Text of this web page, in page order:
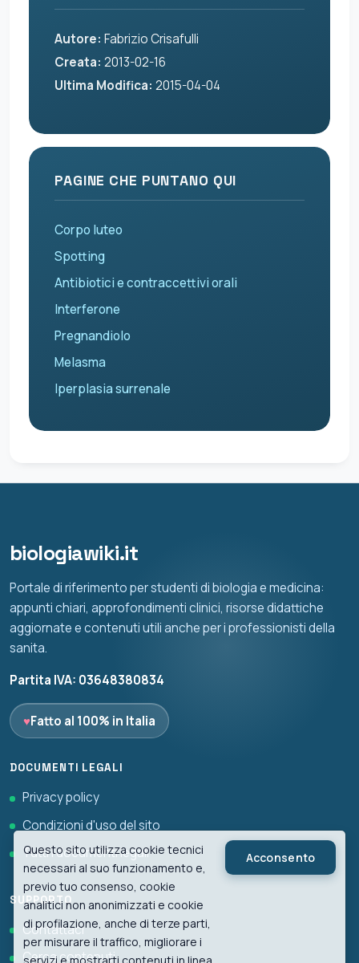
Autore: Fabrizio Crisafulli
Creata: 2013-02-16
Ultima Modifica: 2015-04-04
PAGINE CHE PUNTANO QUI
Corpo luteo
Spotting
Antibiotici e contraccettivi orali
Interferone
Pregnandiolo
Melasma
Iperplasia surrenale
biologiawiki.it
Portale di riferimento per studenti di biologia e medicina:
appunti chiari, approfondimenti clinici, risorse didattiche
aggiornate e contenuti utili anche per i professionisti della
sanita.
Partita IVA: 03648380834
♥Fatto al 100% in Italia
DOCUMENTI LEGALI
Privacy policy
Condizioni d'uso del sito
Tutti i documenti legali
SUPPORTO
Contattaci
Cerca contenuti
Questo sito utilizza cookie tecnici
necessari al suo funzionamento e,
previo tuo consenso, cookie
analitici non anonimizzati e cookie
di profilazione, anche di terze parti,
per misurare il traffico, migliorare i
Acconsento